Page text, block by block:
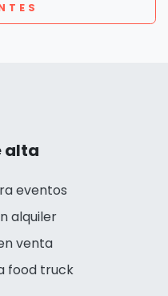
alta
eventos
alquiler
venta
food truck